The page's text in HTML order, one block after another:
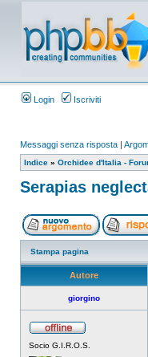
Login Iscriviti
Messaggi senza risposta |
Indice » Orchidee d'Italia -
Serapias
Stampa pagina
Autore
giorgino
Socio G.I.R.O.S.